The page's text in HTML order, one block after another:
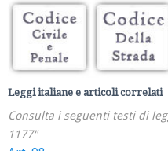
Leggi italiane e articoli correlati
Consulta i seguenti testi di
1177"